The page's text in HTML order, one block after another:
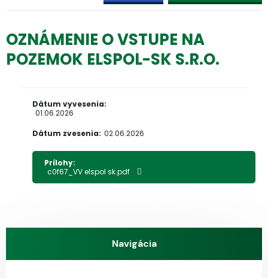
OZNÁMENIE O VSTUPE NA
POZEMOK ELSPOL-SK S.R.O.
Dátum vyvesenia:
01.06.2026
Dátum zvesenia: 02.06.2026
Prílohy:
c0f67_VV elspol sk.pdf
Navigácia